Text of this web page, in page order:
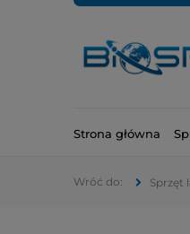
Strona główna
Sprzęt